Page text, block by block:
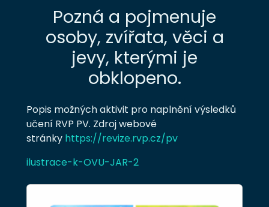
Pozná a pojmenuje
osoby, zvířata, věci a
jevy, kterými je
obklopeno.
Popis možných aktivit pro naplnění výsledků
učení RVP PV. Zdroj webové
stránky https://revize.rvp.cz/pv
ilustrace-k-OVU-JAR-2